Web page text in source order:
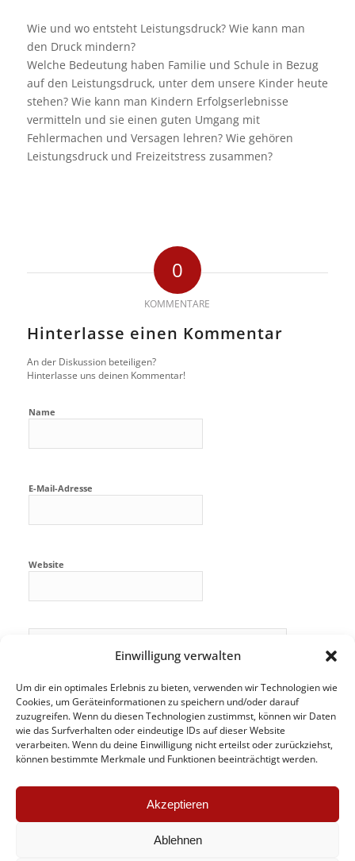
Einwilligung verwalten
Um dir ein optimales Erlebnis zu bieten, verwenden wir Technologien wie
Cookies, um Geräteinformationen zu speichern und/oder darauf
zuzugreifen. Wenn du diesen Technologien zustimmst, können wir Daten
wie das Surfverhalten oder eindeutige IDs auf dieser Website
verarbeiten. Wenn du deine Einwilligung nicht erteilst oder zurückziehst,
können bestimmte Merkmale und Funktionen beeinträchtigt werden.
Akzeptieren
Ablehnen
Wie und wo entsteht Leistungsdruck? Wie kann man
den Druck mindern?
Welche Bedeutung haben Familie und Schule in Bezug
auf den Leistungsdruck, unter dem unsere Kinder heute
stehen? Wie kann man Kindern Erfolgserlebnisse
vermitteln und sie einen guten Umgang mit
Fehlermachen und Versagen lehren? Wie gehören
Leistungsdruck und Freizeitstress zusammen?
0
KOMMENTARE
Hinterlasse einen Kommentar
An der Diskussion beteiligen?
Hinterlasse uns deinen Kommentar!
Name
E-Mail-Adresse
Website